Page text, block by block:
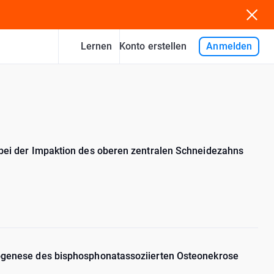
Lernen Konto erstellen Anmelden
der Impaktion des oberen zentralen Schneidezahns
des bisphosphonatassoziierten Osteonekrose